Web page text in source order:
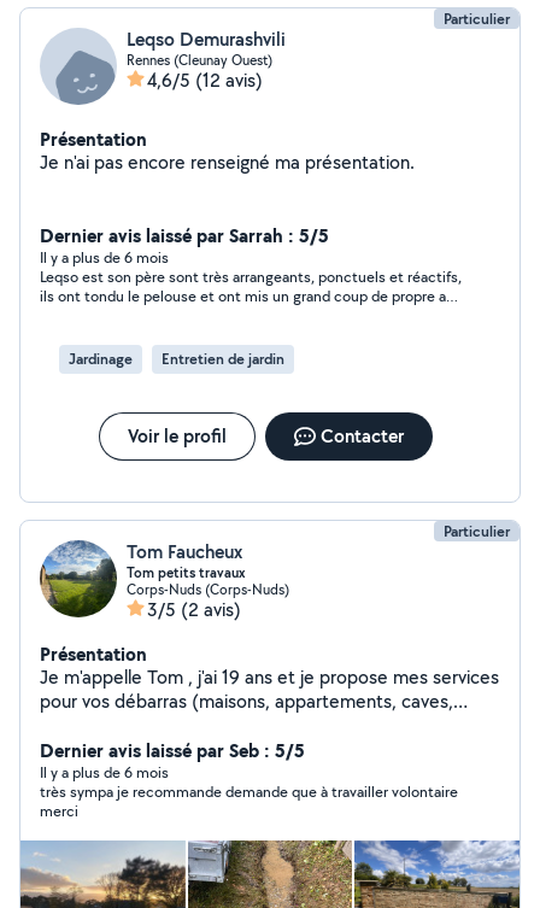
Particulier
Leqso Demurashvili
Rennes (Cleunay Ouest)
4,6/5 (12 avis)
Présentation
Je n'ai pas encore renseigné ma présentation.
Dernier avis laissé par Sarrah : 5/5
Il y a plus de 6 mois
Leqso est son père sont très arrangeants, ponctuels et réactifs,
ils ont tondu le pelouse et ont mis un grand coup de propre au
déchets végétaux à la fin de leur travail. Je les recommande !
Jardinage Entretien de jardin
Voir le profil Contacter
Particulier
Tom Faucheux
Tom petits travaux
Corps-Nuds (Corps-Nuds)
3/5 (2 avis)
Présentation
Je m'appelle Tom , j'ai 19 ans et je propose mes services
pour vos débarras (maisons, appartements, caves,
extérieur : tonte de pelouse, désherbage, nettoyage de
terrains, ramassage de feuilles et autres travaux
extérieurs. Sérieux, motivé et ponctuel, je réalise
chaque mission avec soin et efficacité. Disponible et
réactif, je reste à votre disposition pour répondre à vos
besoins. N'hésitez pas à me contacter pour plus
d'informations.
Dernier avis laissé par Seb : 5/5
Il y a plus de 6 mois
très sympa je recommande demande que à travailler volontaire
merci